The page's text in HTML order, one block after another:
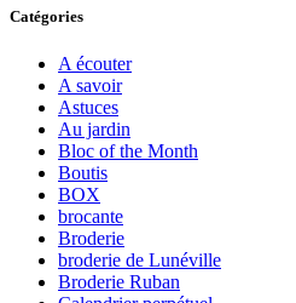
Catégories
A écouter
A savoir
Astuces
Au jardin
Bloc of the Month
Boutis
BOX
brocante
Broderie
broderie de Lunéville
Broderie Ruban